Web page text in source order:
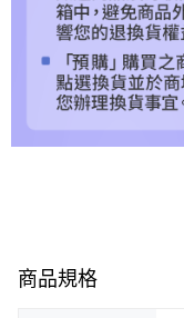
商品規格